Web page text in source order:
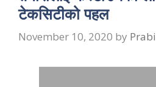
टेकसिटीको पहल
November 10, 2020 by